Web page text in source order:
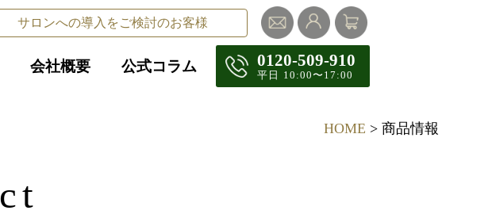
サロンへの導⼊をご検討のお客様
会社概要 公式コラム 0120-509-910
平⽇ 10:00〜17:00
HOME > 商品情報